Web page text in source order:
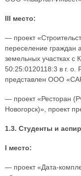
III место:
— проект
переселение граждан
земельных участках
50:25:0120118:3 в г. о.
представлен ООО
— проект «Ресторан
Новогорск)», проект
1.3. Студенты и
I место:
— проект «Дата-